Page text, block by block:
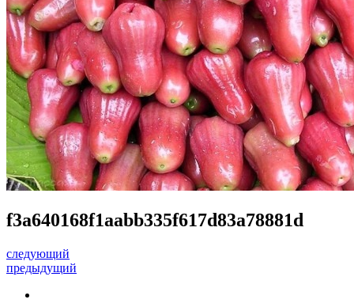
f3a640168f1aabb335f617d83a78881d
следующий
предыдущий